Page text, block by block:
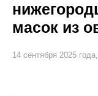
масок из
14 сентября 2025